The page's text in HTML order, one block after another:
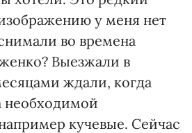
у меня нет
во времена
Выезжали в
ждали, когда
необходимой
кучевые. Сейчас